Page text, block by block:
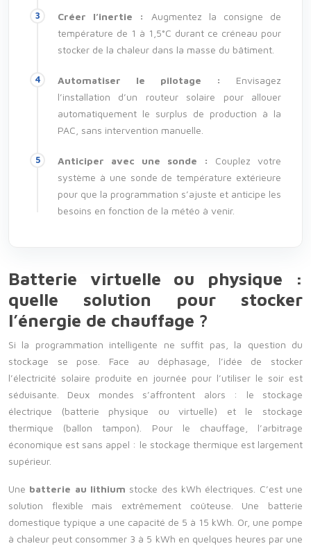
Créer l’inertie :
Augmentez la consigne de
température de 1 à 1,5°C durant ce créneau pour
stocker de la chaleur dans la masse du bâtiment.
Automatiser le pilotage :
Envisagez
l’installation d’un routeur solaire pour allouer
automatiquement le surplus de production à la
PAC, sans intervention manuelle.
Anticiper avec une sonde :
Couplez votre
système à une sonde de température extérieure
pour que la programmation s’ajuste et anticipe les
besoins en fonction de la météo à venir.
Batterie virtuelle ou physique :
quelle solution pour stocker
l’énergie de chauffage ?
Si la programmation intelligente ne suffit pas, la question du
stockage se pose. Face au déphasage, l’idée de stocker
l’électricité solaire produite en journée pour l’utiliser le soir est
séduisante. Deux mondes s’affrontent alors : le stockage
électrique (batterie physique ou virtuelle) et le stockage
thermique (ballon tampon). Pour le chauffage, l’arbitrage
économique est sans appel : le stockage thermique est largement
supérieur.
Une batterie au lithium stocke des kWh électriques. C’est une
solution flexible mais extrêmement coûteuse. Une batterie
domestique typique a une capacité de 5 à 15 kWh. Or, une pompe
à chaleur peut consommer 3 à 5 kWh en quelques heures par une